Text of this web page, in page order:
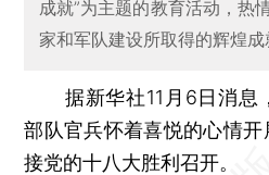
成就”为主题的教育活动，热
家和军队建设所取得的辉煌成
据新华社11月6日消息
部队官兵怀着喜悦的心情
接党的十八大胜利召开。